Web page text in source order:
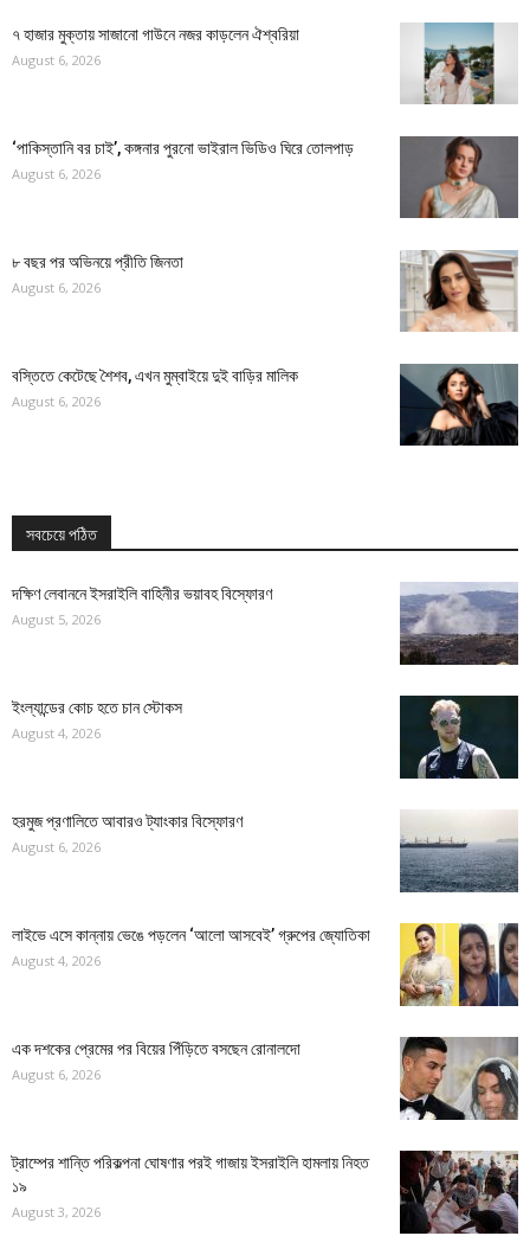
৭ হাজার মুক্তায় সাজানো গাউনে নজর কাড়লেন ঐশ্বরিয়া
August 6, 2026
‘পাকিস্তানি বর চাই’, কঙ্গনার পুরনো ভাইরাল ভিডিও ঘিরে তোলপাড়
August 6, 2026
৮ বছর পর অভিনয়ে প্রীতি জিনতা
August 6, 2026
বস্তিতে কেটেছে শৈশব, এখন মুম্বাইয়ে দুই বাড়ির মালিক
August 6, 2026
সবচেয়ে পঠিত
দক্ষিণ লেবাননে ইসরাইলি বাহিনীর ভয়াবহ বিস্ফোরণ
August 5, 2026
ইংল্যান্ডের কোচ হতে চান স্টোকস
August 4, 2026
হরমুজ প্রণালিতে আবারও ট্যাংকার বিস্ফোরণ
August 6, 2026
লাইভে এসে কান্নায় ভেঙে পড়লেন ‘আলো আসবেই’ গ্রুপের জ্যোতিকা
August 4, 2026
এক দশকের প্রেমের পর বিয়ের পিঁড়িতে বসছেন রোনালদো
August 6, 2026
ট্রাম্পের শান্তি পরিকল্পনা ঘোষণার পরই গাজায় ইসরাইলি হামলায় নিহত
১৯
August 3, 2026